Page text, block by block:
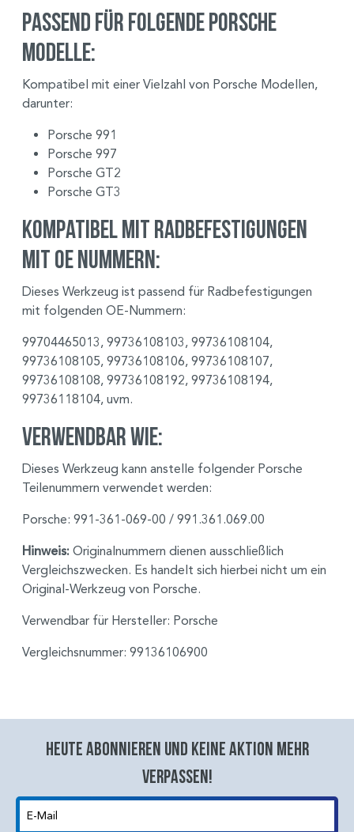
Passend für folgende Porsche
Modelle:
Kompatibel mit einer Vielzahl von Porsche Modellen,
darunter:
Porsche 991
Porsche 997
Porsche GT2
Porsche GT3
Kompatibel mit Radbefestigungen
mit OE Nummern:
Dieses Werkzeug ist passend für Radbefestigungen
mit folgenden OE-Nummern:
99704465013, 99736108103, 99736108104,
99736108105, 99736108106, 99736108107,
99736108108, 99736108192, 99736108194,
99736118104, uvm.
Verwendbar wie:
Dieses Werkzeug kann anstelle folgender Porsche
Teilenummern verwendet werden:
Porsche: 991-361-069-00 / 991.361.069.00
Hinweis: Originalnummern dienen ausschließlich
Vergleichszwecken. Es handelt sich hierbei nicht um ein
Original-Werkzeug von Porsche.
Verwendbar für Hersteller: Porsche
Vergleichsnummer: 99136106900
Heute abonnieren und keine aktion mehr
verpassen!